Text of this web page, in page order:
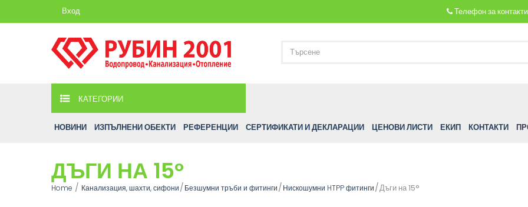
Телефон за контакти
Вход
КАТЕГОРИИ
НОВИНИ ИЗПЪЛНЕНИ ОБЕКТИ РЕФЕРЕНЦИИ СЕРТИФИКАТИ И ДЕКЛАРАЦИИ ЦЕНОВИ ЛИСТИ ЕКИП КОНТАКТИ
ДЪГИ НА 15°
Home Канализация, шахти, сифони Безшумни тръби и фитинги Нискошумни HTPP фитинги Дъги на 15°